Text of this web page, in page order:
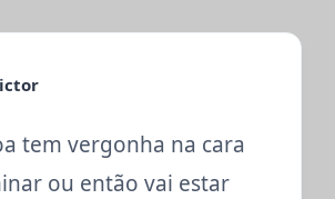
tem vergonha na cara
ou então vai estar